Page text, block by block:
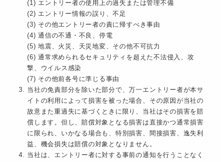
(1) エントリー者の使用上の過失または管理不備
(2) エントリー情報の誤り、不足
(3) その他エントリー者の責に帰すべき事由
(4) 通信の不通・不良、停電
(5) 地震、火災、天災地変、その他不可抗力
(6) 通常求められるセキュリティを超えた不法侵入、攻
撃、ウイルス感染
(7) その他前各号に準じる事由
当社の免責部分を除いた部分で、万一エントリー者が本サ
イトの利用によって損害を被った場合、その原因が当社の
故意また重過失に基づくときに限り、当社はその損害を賠
償します。但し、賠償対象となる損害は直接かつ通常損害
に限られ、いかなる場合も、特別損害、間接損害、逸失利
益、機会損失は賠償の対象となりません。
当社は、エントリー者に対する事前の通知を行うことなく